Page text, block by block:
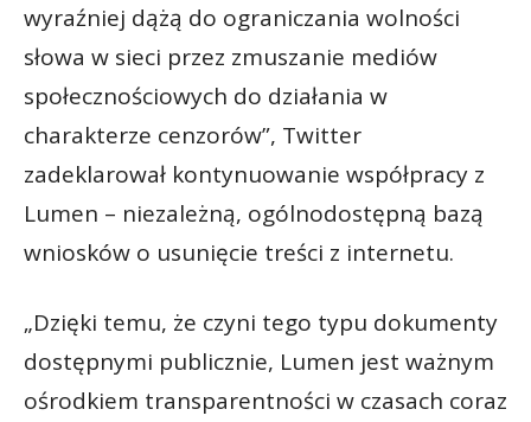
wyraźniej dążą do ograniczania wolności
słowa w sieci przez zmuszanie mediów
społecznościowych do działania w
charakterze cenzorów”, Twitter
zadeklarował kontynuowanie współpracy z
Lumen – niezależną, ogólnodostępną bazą
wniosków o usunięcie treści z internetu.
„Dzięki temu, że czyni tego typu dokumenty
dostępnymi publicznie, Lumen jest ważnym
ośrodkiem transparentności w czasach coraz